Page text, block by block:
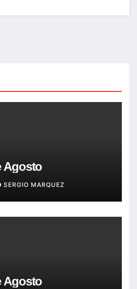
Agosto
SERGIO MARQUEZ
Agosto